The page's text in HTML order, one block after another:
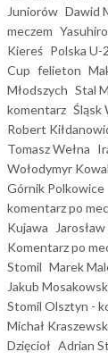
Juniorów Dawid
meczem
Kiereś Polska U-
Cup felieton
Młodszych Stal
komentarz Śląsk
Robert
Tomasz Wełna
Wołodymyr Kowal
Górnik Polkowice
komentarz po
Kujawa
Komentarz po
Stomil Marek
Jakub
Stomil Olsztyn -
Michał
Dzięcioł Adrian